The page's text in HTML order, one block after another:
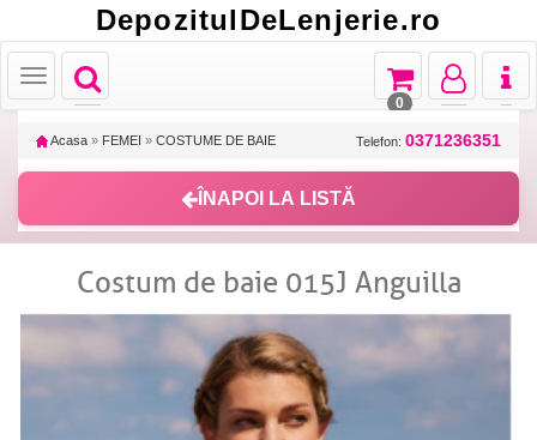
DepozitulDeLenjerie.ro
Toggle
navigation
Toggle
Toggle
navigation
Toggle
navigation
Toggle
navigation
0
Acasa » FEMEI » COSTUME DE BAIE Telefon: 0371236351
ÎNAPOI LA LISTĂ
Costum de baie 015J Anguilla